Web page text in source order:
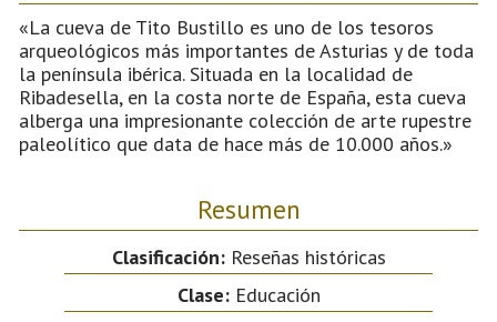
«La cueva de Tito Bustillo es uno de los tesoros
arqueológicos más importantes de Asturias y de toda
la península ibérica. Situada en la localidad de
Ribadesella, en la costa norte de España, esta cueva
alberga una impresionante colección de arte rupestre
paleolítico que data de hace más de 10.000 años.»
Resumen
Clasificación:Reseñas históricas
Clase:Educación